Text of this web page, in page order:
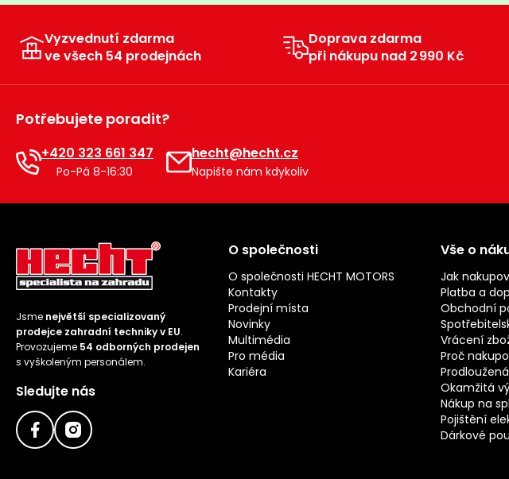
Vyzvednutí zdarma
ve všech 54 prodejnách
Doprava zdarma
při nákupu nad 2 990 Kč
Potřebujete poradit?
+420 323 661 347
Po-Pá 8-16:30
hecht@hecht.cz
Napište nám kdykoliv
Jsme největší specializovaný
prodejce zahradní techniky v EU.
Provozujeme 54 odborných prodejen
s vyškoleným personálem.
Sledujte nás
O společnosti
O společnosti HECHT MOTORS
Kontakty
Prodejní místa
Novinky
Multimédia
Pro média
Kariéra
Vše o
Jak
Platba a
Obchodní
Vrácení
Proč
Okamžitá
Nákup na
Pojištění
Dárkové